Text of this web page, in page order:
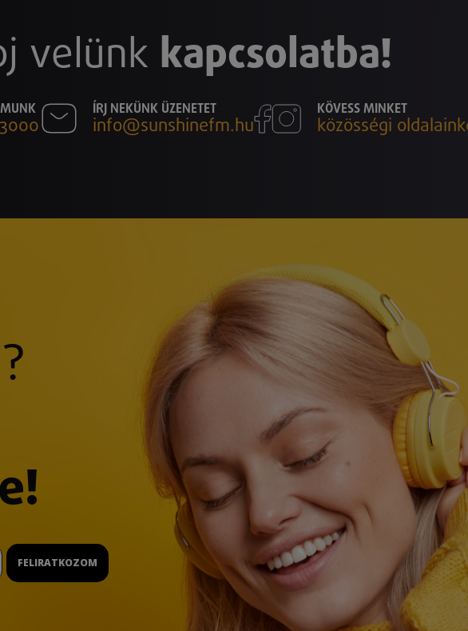
velünk kapcsolatba!
ÍRJ NEKÜNK ÜZENETET
info@sunshinefm.hu
KÖVESS MINKET
közösségi
FELIRATKOZOM